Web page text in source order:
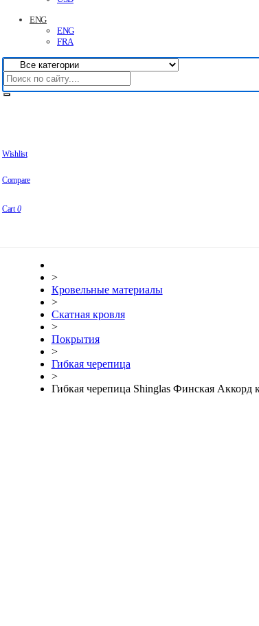
ENG
ENG
FRA
Wishlist
Compare
Cart 0
>
Кровельные материалы
>
Скатная кровля
>
Покрытия
>
Гибкая черепица
>
Гибкая черепица Shinglas Финская Аккорд